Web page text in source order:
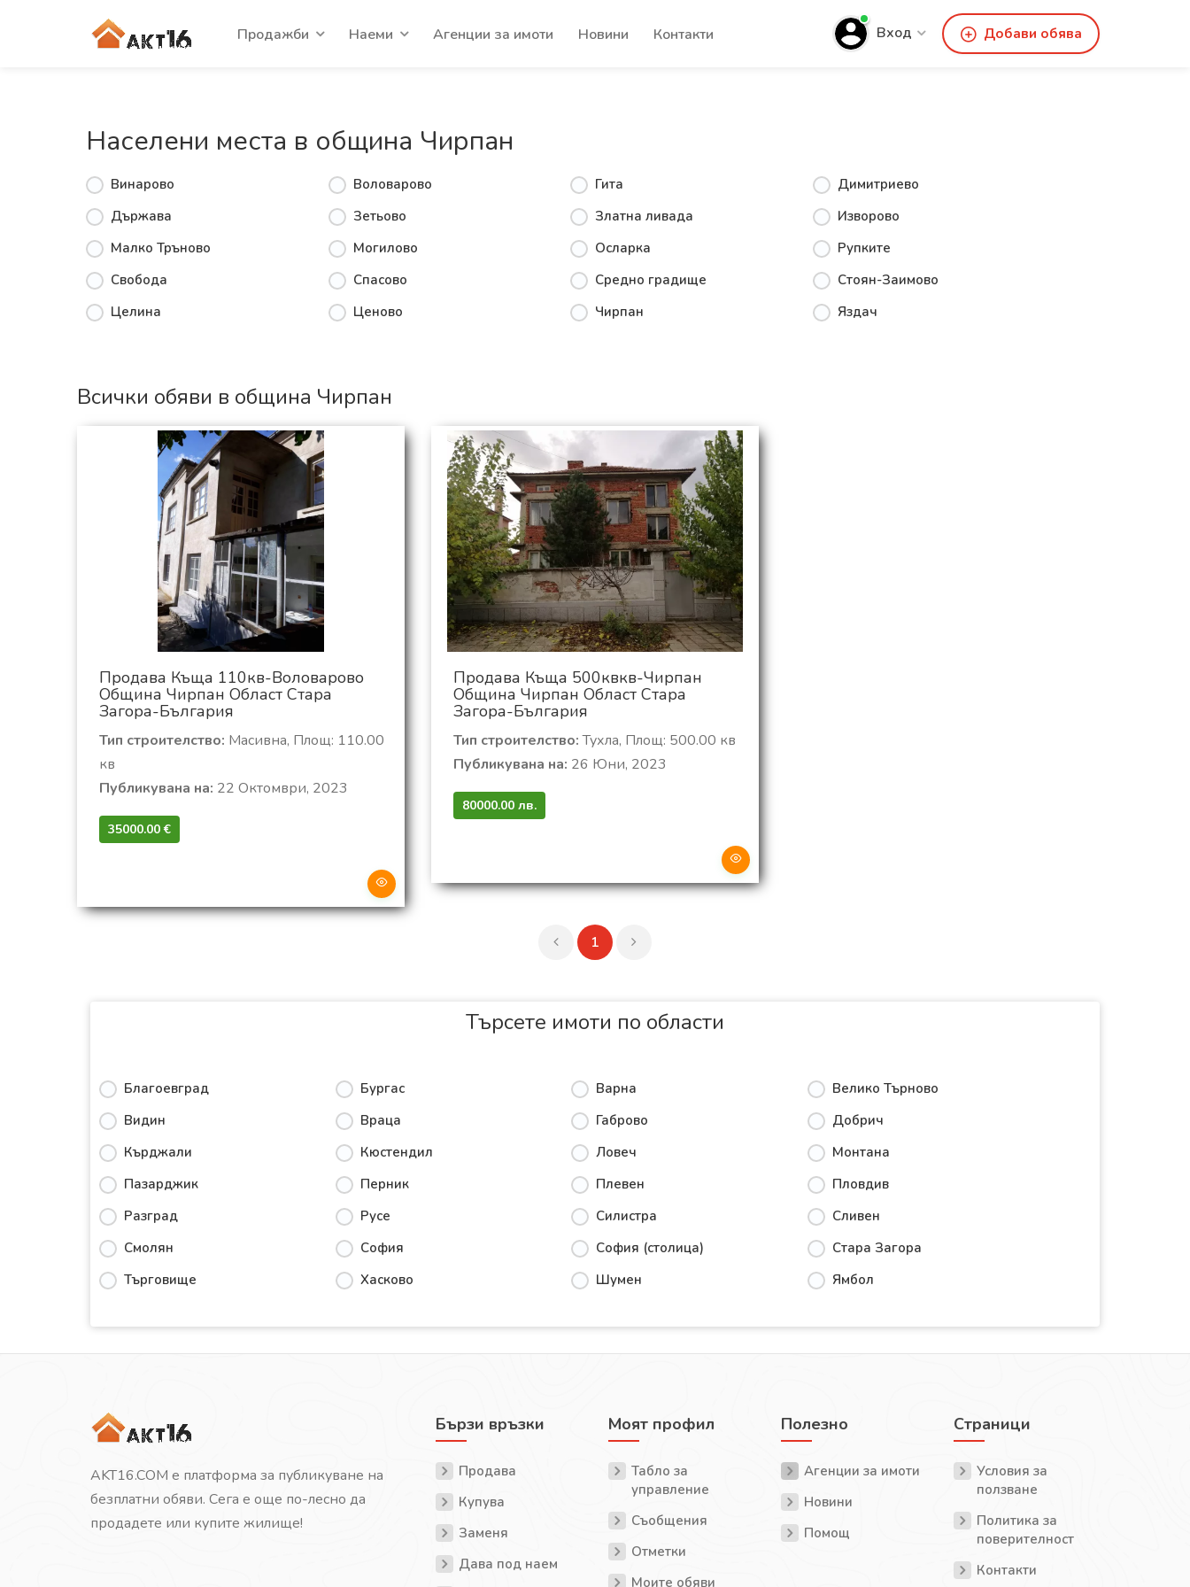
Продажби Наеми Агенции за имоти Новини Контакти Вход Добави обява
Населени места в община Чирпан
Винарово Воловарово Гита
Димитриево
Държава
Зетьово Златна ливада
Изворово
Малко Тръново
Могилово Осларка
Рупките
Свобода
Спасово Средно градище
Стоян-Заимово
Целина
Ценово Чирпан Яздач
Всички обяви в община Чирпан
Продава Къща 110кв-Воловарово
Община Чирпан Област Стара
Загора-България
Тип строителство: Масивна, Площ: 110.00
кв
Публикувана на: 22 Октомври, 2023
35000.00 €‎
Продава Къща 500квкв-Чирпан
Община Чирпан Област Стара
Загора-България
Тип строителство:Тухла, Площ: 500.00 кв
Публикувана на: 26 Юни, 2023
80000.00 лв.
1
Търсете имоти по области
Благоевград Бургас Варна
Велико Търново
Видин
Враца Габрово
Добрич
Кърджали
Кюстендил Ловеч
Монтана
Пазарджик
Перник Плевен
Пловдив
Разград
Русе Силистра
Сливен
Смолян
София София (столица)
Стара Загора
Търговище
Хасково Шумен Ямбол
AKT16.COM е платформа за публикуване на
безплатни обяви. Сега е още по-лесно да
продадете или купите жилище!
Бързи връзки
Продава
Купува
Заменя
Дава под наем
Моят профил
Табло за
управление
Съобщения
Отметки
Моите обяви
Полезно
Агенции за имоти
Новини
Помощ
Страници
Условия за
ползване
Политика за
поверителност
Контакти